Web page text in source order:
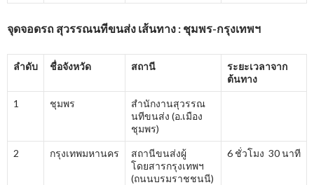
จุดจอดรถ สุวรรณนทีขนส่ง เส้นทาง : ชุมพร-กรุงเทพฯ
ลำดับ ชื่อจังหวัด สถานี
ระยะเวลาจาก
ต้นทาง
1 ชุมพร
สำนักงานสุวรรณ
นทีขนส่ง (อ.เมือง
ชุมพร)
2 กรุงเทพมหานคร
สถานีขนส่งผู้
โดยสารกรุงเทพฯ
(ถนนบรมราชชนนี)
6 ชั่วโมง 30 นาที